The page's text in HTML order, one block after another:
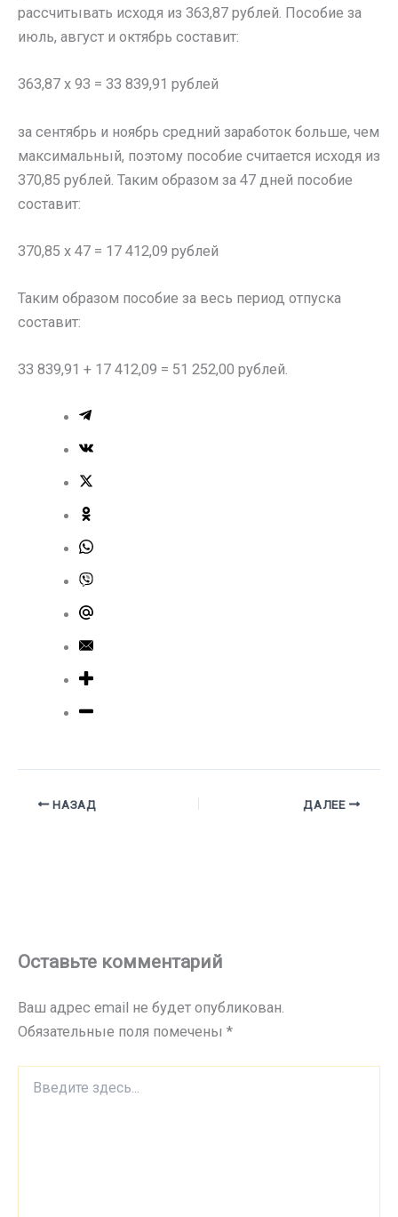
рассчитывать исходя из 363,87 рублей. Пособие за
июль, август и октябрь составит:
363,87 х 93 = 33 839,91 рублей
за сентябрь и ноябрь средний заработок больше, чем
максимальный, поэтому пособие считается исходя из
370,85 рублей. Таким образом за 47 дней пособие
составит:
370,85 х 47 = 17 412,09 рублей
Таким образом пособие за весь период отпуска
составит:
33 839,91 + 17 412,09 = 51 252,00 рублей.
НАЗАД ДАЛЕЕ
Оставьте комментарий
Ваш адрес email не будет опубликован.
Обязательные поля помечены *
здесь...